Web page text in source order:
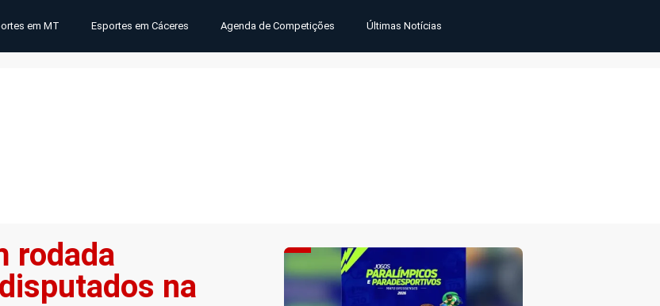
em MT Esportes em Cáceres Agenda de Competições Últimas Notícias
rodada
na